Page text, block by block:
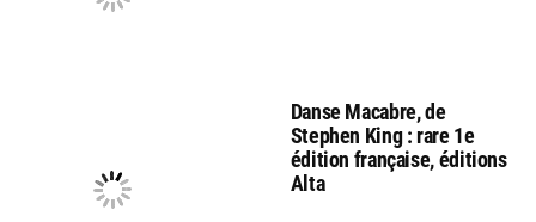
Danse Macabre, de
Stephen King : rare 1e
édition française, éditions
Alta